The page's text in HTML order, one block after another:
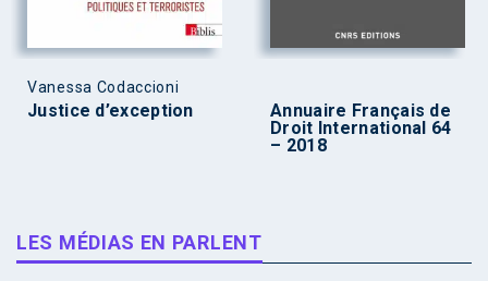
Vanessa Codaccioni
Justice d’exception
Annuaire Français de
Droit International 64
– 2018
LES MÉDIAS EN PARLENT